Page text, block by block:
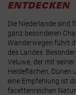
NTDECKEN
Die Niederlande sind
ganz besonderen
Wanderwegen führt
des Landes.
Veluwe, der mit
Heideflächen, Dünen
eine Empfehlung ist
facettenreichen